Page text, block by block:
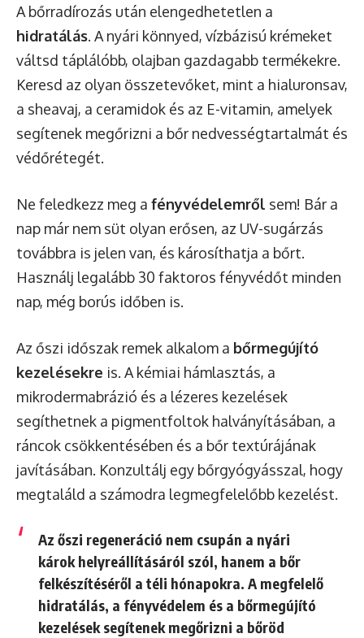
A bőrradírozás után elengedhetetlen a
hidratálás. A nyári könnyed, vízbázisú krémeket
váltsd táplálóbb, olajban gazdagabb termékekre.
Keresd az olyan összetevőket, mint a hialuronsav,
a sheavaj, a ceramidok és az E-vitamin, amelyek
segítenek megőrizni a bőr nedvességtartalmát és
védőrétegét.
Ne feledkezz meg a fényvédelemről sem! Bár a
nap már nem süt olyan erősen, az UV-sugárzás
továbbra is jelen van, és károsíthatja a bőrt.
Használj legalább 30 faktoros fényvédőt minden
nap, még borús időben is.
Az őszi időszak remek alkalom a bőrmegújító
kezelésekre is. A kémiai hámlasztás, a
mikrodermabrázió és a lézeres kezelések
segíthetnek a pigmentfoltok halványításában, a
ráncok csökkentésében és a bőr textúrájának
javításában. Konzultálj egy bőrgyógyásszal, hogy
megtaláld a számodra legmegfelelőbb kezelést.
Az őszi regeneráció nem csupán a nyári
károk helyreállításáról szól, hanem a bőr
felkészítéséről a téli hónapokra. A megfelelő
hidratálás, a fényvédelem és a bőrmegújító
kezelések segítenek megőrizni a bőröd